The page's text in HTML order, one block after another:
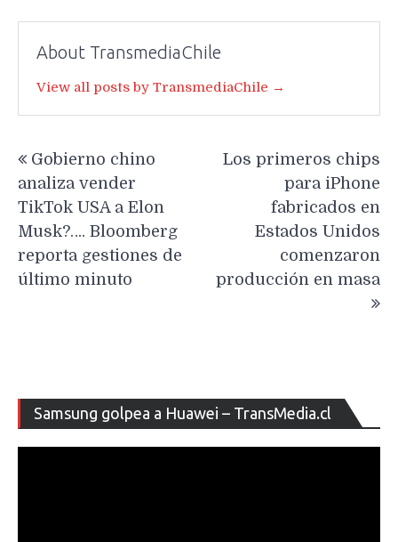
About TransmediaChile
View all posts by TransmediaChile →
entradas
Gobierno chino
analiza vender
TikTok USA a Elon
Musk?…. Bloomberg
reporta gestiones de
último minuto
Los primeros chips
para iPhone
fabricados en
Estados Unidos
comenzaron
producción en masa
Samsung golpea a Huawei – TransMedia.cl
de